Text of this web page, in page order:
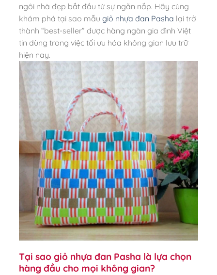
ngôi nhà đẹp bắt đầu từ sự ngăn nắp. Hãy cùng
khám phá tại sao mẫu giỏ nhựa đan Pasha lại trở
thành “best-seller” được hàng ngàn gia đình Việt
tin dùng trong việc tối ưu hóa không gian lưu trữ
hiện nay.
Tại sao giỏ nhựa đan Pasha là lựa chọn
hàng đầu cho mọi không gian?